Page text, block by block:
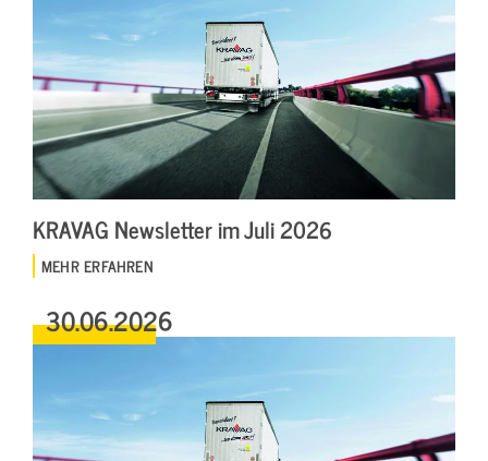
KRAVAG Newsletter im Juli 2026
MEHR ERFAHREN
30.06.2026